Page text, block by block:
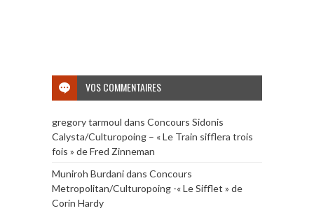
VOS COMMENTAIRES
gregory tarmoul dans Concours Sidonis
Calysta/Culturopoing – « Le Train sifflera trois
fois » de Fred Zinneman
Muniroh Burdanidans Concours
Metropolitan/Culturopoing -« Le Sifflet » de
Corin Hardy